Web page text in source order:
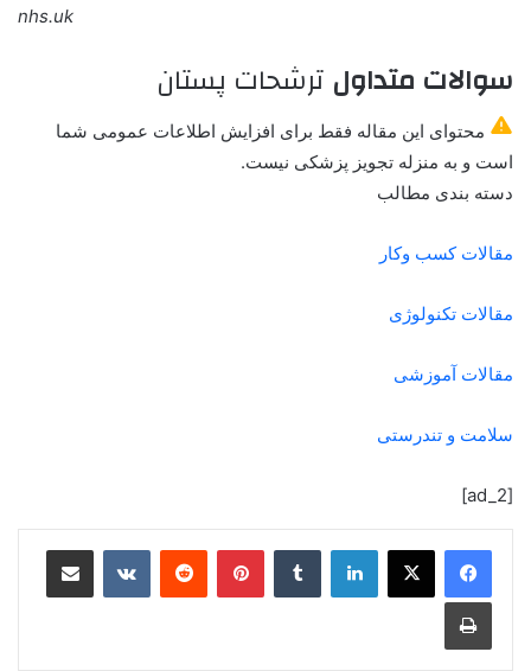
nhs.uk
سوالات متداول ترشحات پستان
محتوای این مقاله فقط برای افزایش اطلاعات عمومی شما
است و به منزله تجویز پزشکی نیست.
دسته بندی مطالب
مقالات کسب وکار
مقالات تکنولوژی
مقالات آموزشی
سلامت و تندرستی
[ad_2]